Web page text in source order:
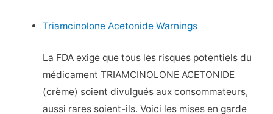
Triamcinolone Acetonide Warnings
La FDA exige que tous les risques potentiels du
médicament TRIAMCINOLONE ACETONIDE
(crème) soient divulgués aux consommateurs,
aussi rares soient-ils. Voici les mises en garde